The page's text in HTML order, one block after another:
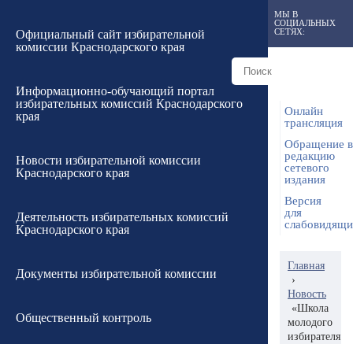
Официальный сайт избирательной
комиссии Краснодарского края
Информационно-обучающий портал
избирательных комиссий Краснодарского
края
Новости избирательной комиссии
Краснодарского края
Деятельность избирательных комиссий
Краснодарского края
Документы избирательной комиссии
Общественный контроль
МЫ В
СОЦИАЛЬНЫХ
СЕТЯХ:
Онлайн
трансляция
Обращение в
редакцию
сетевого
издания
Версия
для
Главная
›
Новость
«Школа
молодого
избирателя